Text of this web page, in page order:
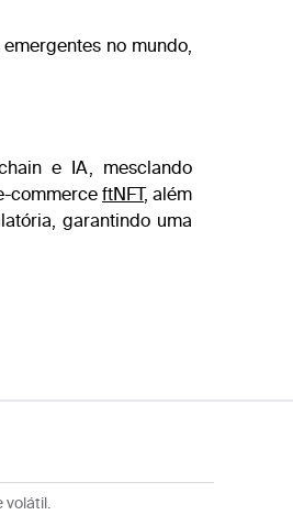
no mundo,
e IA, mesclando
commerce ftNFT , além
garantindo uma